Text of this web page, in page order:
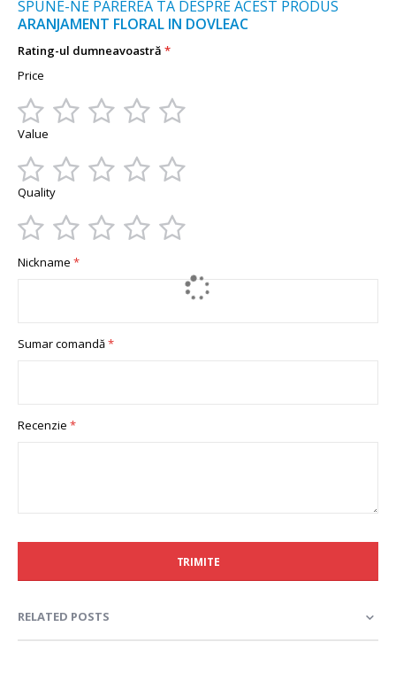
SPUNE-NE PAREREA TA DESPRE ACEST PRODUS
ARANJAMENT FLORAL IN DOVLEAC
Rating-ul dumneavoastră
Price
1
2
3
4
5
Value
1
2
3
4
5
Quality
star
stars
stars
stars
stars
Nickname
Sumar comandă
Recenzie
TRIMITE
RELATED POSTS